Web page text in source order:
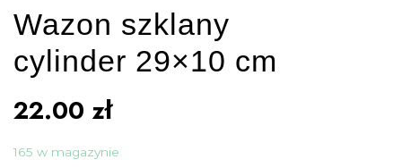
Wazon szklany
cylinder 29×10 cm
22.00 zł
165 w magazynie